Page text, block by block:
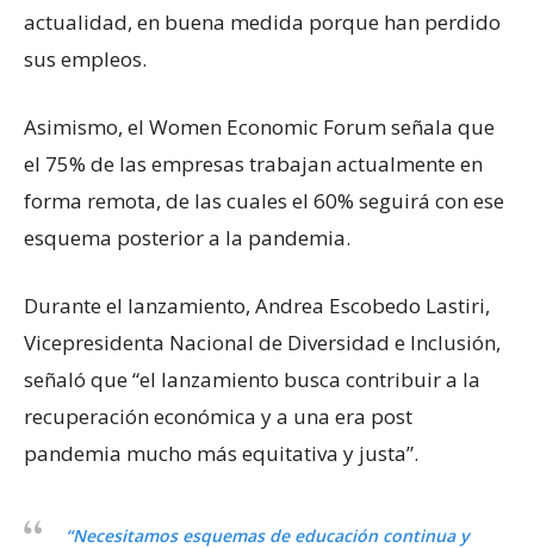
actualidad, en buena medida porque han perdido
sus empleos.
Asimismo, el Women Economic Forum señala que
el 75% de las empresas trabajan actualmente en
forma remota, de las cuales el 60% seguirá con ese
esquema posterior a la pandemia.
Durante el lanzamiento, Andrea Escobedo Lastiri,
Vicepresidenta Nacional de Diversidad e Inclusión,
señaló que “el lanzamiento busca contribuir a la
recuperación económica y a una era post
pandemia mucho más equitativa y justa”.
“Necesitamos esquemas de educación continua y